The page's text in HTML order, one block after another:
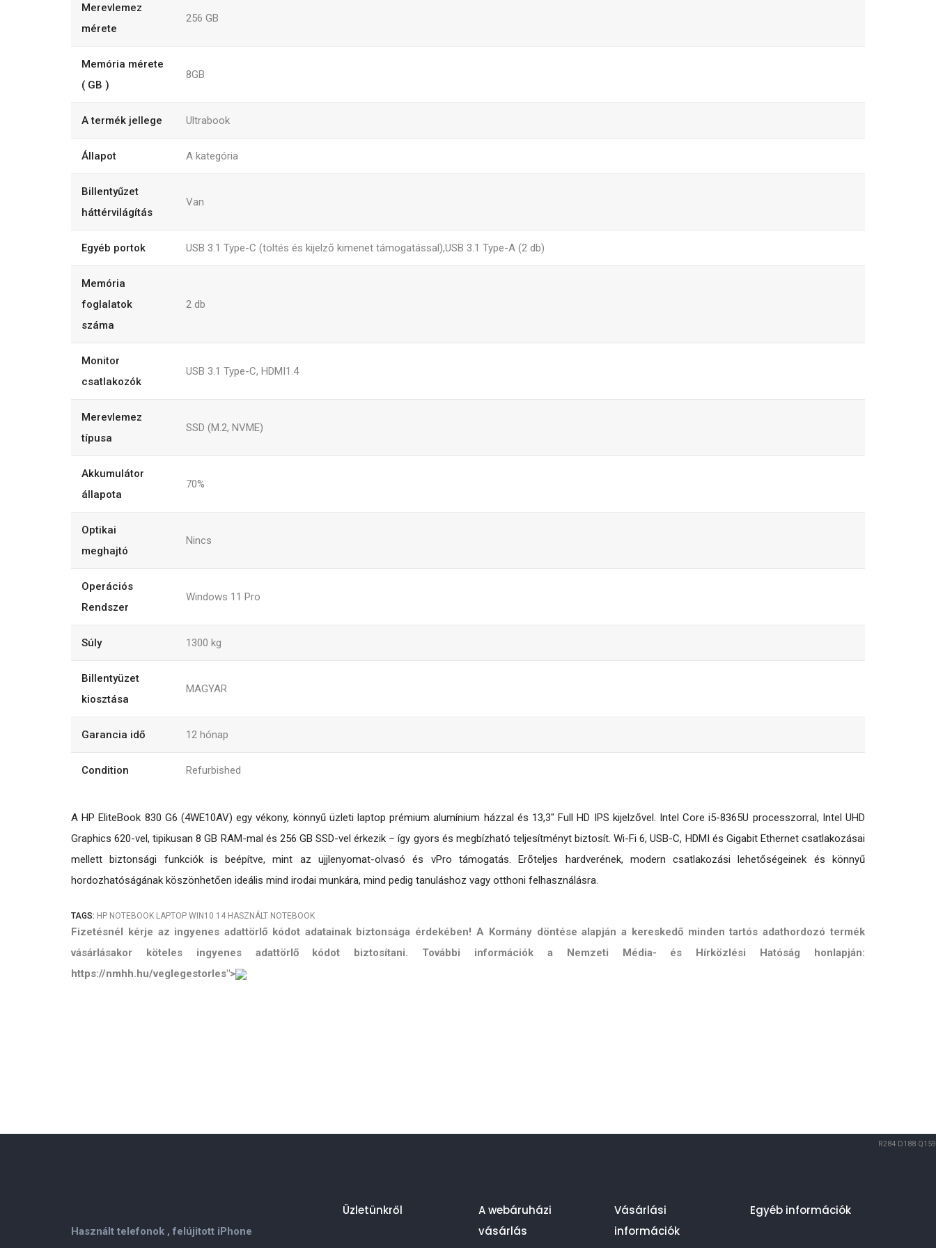
Merevlemez
mérete
256 GB
Memória mérete
( GB )
8GB
A termék jellege Ultrabook
Állapot A kategória
Billentyűzet
háttérvilágítás
Van
Egyéb portok USB 3.1 Type-C (töltés és kijelző kimenet támogatással),USB 3.1 Type-A (2 db)
Memória
foglalatok
száma
2 db
Monitor
csatlakozók
USB 3.1 Type-C, HDMI1.4
Merevlemez
típusa
SSD (M.2, NVME)
Akkumulátor
állapota
70%
Optikai
meghajtó
Nincs
Operációs
Rendszer
Windows 11 Pro
Súly 1300 kg
Billentyüzet
kiosztása
MAGYAR
Garancia idő 12 hónap
Condition Refurbished
A HP EliteBook 830 G6 (4WE10AV) egy vékony, könnyű üzleti laptop prémium alumínium házzal és 13,3″ Full HD IPS kijelzővel. Intel Core i5-8365U processzorral, Intel UHD
Graphics 620-vel, tipikusan 8 GB RAM-mal és 256 GB SSD-vel érkezik – így gyors és megbízható teljesítményt biztosít. Wi-Fi 6, USB-C, HDMI és Gigabit Ethernet csatlakozásai
mellett biztonsági funkciók is beépítve, mint az ujjlenyomat-olvasó és vPro támogatás. Erőteljes hardverének, modern csatlakozási lehetőségeinek és könnyű
hordozhatóságának köszönhetően ideális mind irodai munkára, mind pedig tanuláshoz vagy otthoni felhasználásra.
TAGS: HP NOTEBOOK LAPTOP WIN10 14 HASZNÁLT NOTEBOOK
Fizetésnél kérje az ingyenes adattörlő kódot adatainak biztonsága érdekében! A Kormány döntése alapján a kereskedő minden tartós adathordozó termék
vásárlásakor köteles ingyenes adattörlő kódot biztosítani. További információk a Nemzeti Média- és Hírközlési Hatóság honlapján:
https://nmhh.hu/veglegestorles">
R284 D188 Q159
Használt telefonok , felújitott iPhone
Üzletünkről
A webáruházi
vásárlás
Vásárlási
információk
Egyéb információk